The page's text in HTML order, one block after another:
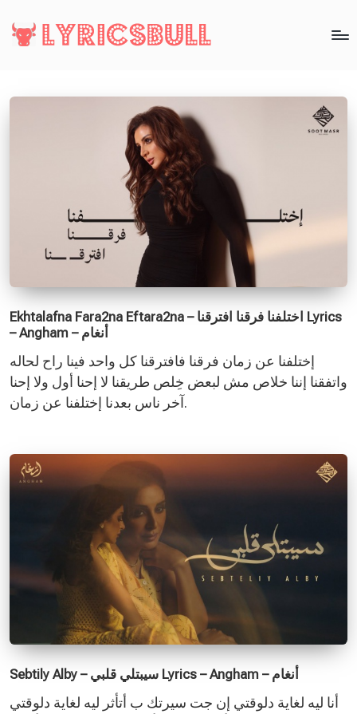
Ekhtalafna Fara2na Eftara2na – اختلفنا فرقنا افترقنا Lyrics
– Angham – أنغام
إختلفنا عن زمان فرقنا فافترقنا كل واحد فينا راح لحاله
واتفقنا إننا خلاص مش لبعض خِلص طريقنا لا إحنا أول ولا إحنا
آخر ناس بعدنا إختلفنا عن زمان.
Sebtily Alby – سيبتلي قلبي Lyrics – Angham – أنغام
أنا ليه لغاية دلوقتي إن جت سيرتك ب أتأثر ليه لغاية دلوقتي